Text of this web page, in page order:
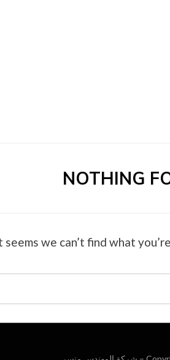
NOTHING
seems we can’t find what